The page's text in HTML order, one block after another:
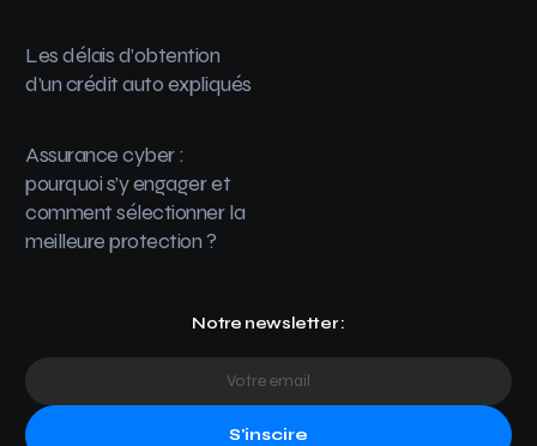
Les délais d’obtention
d’un crédit auto expliqués
Assurance cyber :
pourquoi s’y engager et
comment sélectionner la
meilleure protection ?
Notre newsletter :
S'inscire